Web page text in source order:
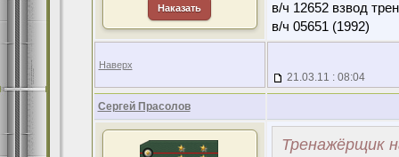
Наказать
в/ч 12652 взвод
в/ч 05651 (1992)
Наверх
21.03.11 : 08:04
Сергей Прасолов
Тренажёрщик